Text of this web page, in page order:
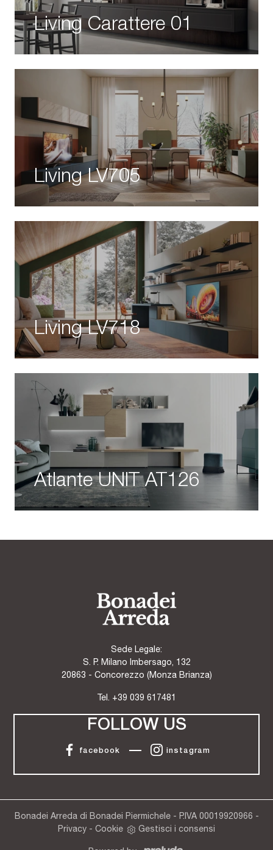
Living Carattere 01
Living LV705
Living LV718
Atlante UNIT AT126
Sede Legale:
S. P. Milano Imbersago, 132
20863 - Concorezzo (Monza Brianza)
Tel. +39 039 617481
FOLLOW US
facebook instagram
Bonadei Arreda di Bonadei Piermichele - P.IVA 00019920966 -
Privacy - Cookie Gestisci i consensi